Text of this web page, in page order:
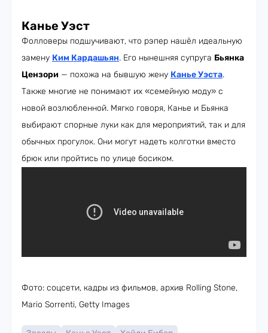
Канье Уэст
Фолловеры подшучивают, что рэпер нашёл идеальную
замену Ким Кардашьян. Его нынешняя супруга Бьянка
Цензори — похожа на бывшую жену Канье Уэста.
Также многие не понимают их «семейную моду» с
новой возлюбленной. Мягко говоря, Канье и Бьянка
выбирают спорные луки как для мероприятий, так и для
обычных прогулок. Они могут надеть колготки вместо
брюк или пройтись по улице босиком.
Фото: соцсети, кадры из фильмов, архив Rolling Stone,
Mario Sorrenti, Getty Images